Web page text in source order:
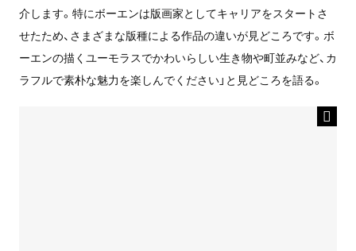
介します。特にボーエンは版画家としてキャリアをスタートさ
せたため、さまざまな版種による作品の違いが見どころです。ボ
ーエンの描くユーモラスでかわいらしい生き物や町並みなど、カ
ラフルで素朴な魅力を楽しんでください」と見どころを語る。